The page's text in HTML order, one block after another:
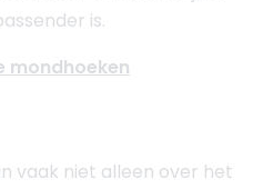
is.
mondhoeken
vaak niet alleen over het